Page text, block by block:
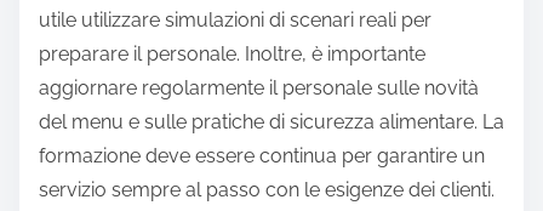
utile utilizzare simulazioni di scenari reali per
preparare il personale. Inoltre, è importante
aggiornare regolarmente il personale sulle novità
del menu e sulle pratiche di sicurezza alimentare. La
formazione deve essere continua per garantire un
servizio sempre al passo con le esigenze dei clienti.